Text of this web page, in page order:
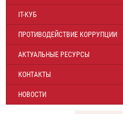
IT-КУБ
ПРОТИВОДЕЙСТВИЕ КОРРУПЦИИ
АКТУАЛЬНЫЕ РЕСУРСЫ
КОНТАКТЫ
НОВОСТИ